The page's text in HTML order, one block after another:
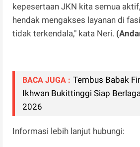
kepesertaan JKN kita semua
hendak mengakses layanan di
tidak terkendala," kata Neri.
BACA JUGA : Tembus Babak
Ikhwan Bukittinggi Siap
2026
Informasi lebih lanjut hubungi: